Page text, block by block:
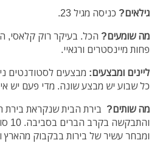
גילאים? כניסה מגיל 23.
מה שומעים? הכל. בעיקר רוק קלאסי,
פחות מיינסטרים ורגאיי.
ליינים ומבצעים: מבצעים לסטודנטים
כל שבוע יש מבצע שונה. מדי פעם יש
מה שותים? בירת הבית שנקראת בירת
ומבחר עשיר של בירות בבקבוק מהארץ